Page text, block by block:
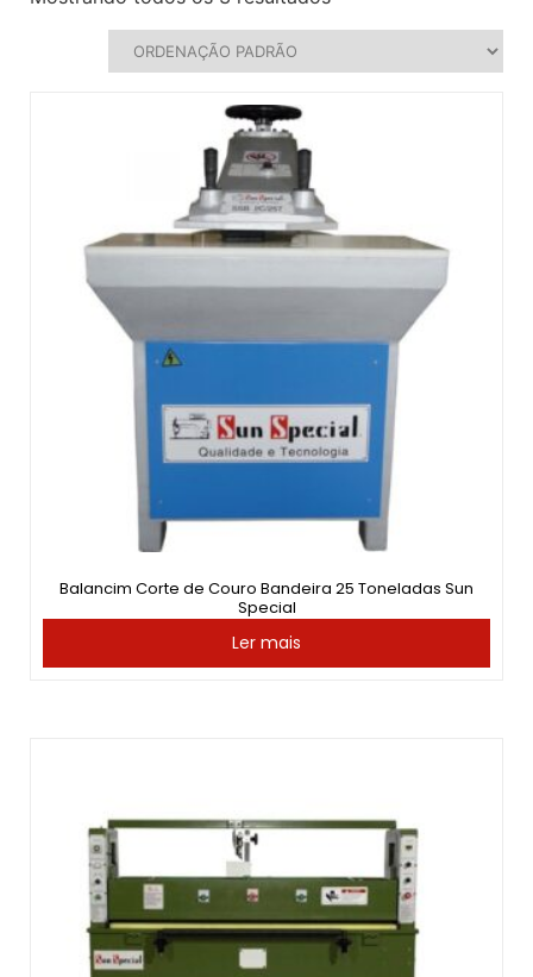
Balancim Corte de Couro Bandeira 25 Toneladas Sun
Special
Ler mais